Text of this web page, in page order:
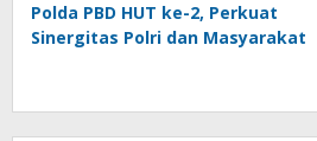
Polda PBD HUT ke-2, Perkuat
Sinergitas Polri dan Masyarakat